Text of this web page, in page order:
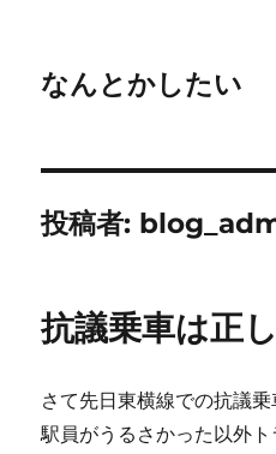
なんとかしたい
投稿者:
抗議乗車は正
さて先日東横線での抗議
駅員がうるさかった以外